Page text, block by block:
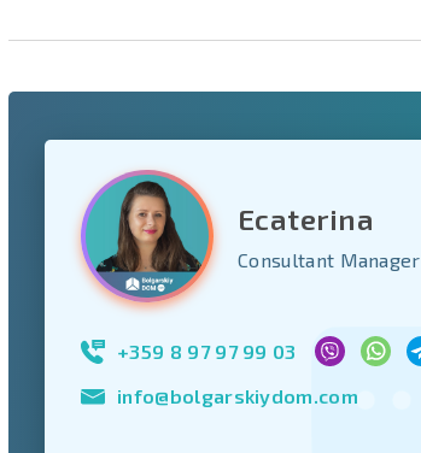
United
+1
* Benötigte Felder
Ecaterina
Consultant Manager
+359 8 97 97 99 03
info@bolgarskiydom.com